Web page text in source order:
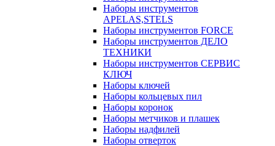
Наборы инструментов
APELAS,STELS
Наборы инструментов FORCE
Наборы инструментов ДЕЛО
ТЕХНИКИ
Наборы инструментов СЕРВИС
КЛЮЧ
Наборы ключей
Наборы кольцевых пил
Наборы коронок
Наборы метчиков и плашек
Наборы надфилей
Наборы отверток